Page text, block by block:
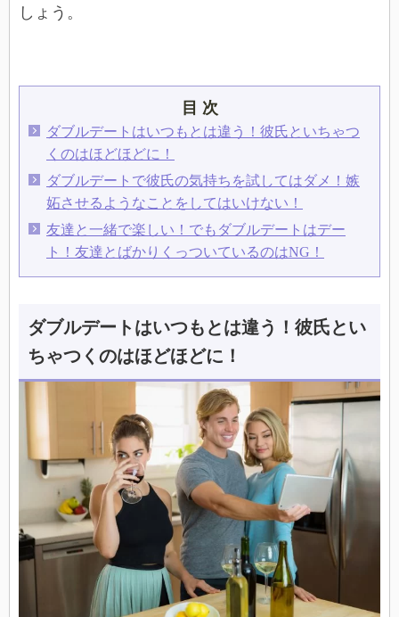
しょう。
目 次
ダブルデートはいつもとは違う！彼氏といちゃつ
くのはほどほどに！
ダブルデートで彼氏の気持ちを試してはダメ！嫉
妬させるようなことをしてはいけない！
友達と一緒で楽しい！でもダブルデートはデー
ト！友達とばかりくっついているのはNG！
ダブルデートはいつもとは違う！彼氏とい
ちゃつくのはほどほどに！